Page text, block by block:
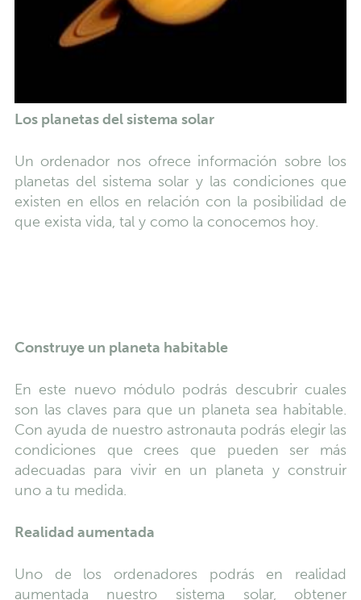
Los planetas del sistema solar
Un ordenador nos ofrece información sobre los
planetas del sistema solar y las condiciones que
existen en ellos en relación con la posibilidad de
que exista vida, tal y como la conocemos hoy.
Construye un planeta habitable
En este nuevo módulo podrás descubrir cuales
son las claves para que un planeta sea habitable.
Con ayuda de nuestro astronauta podrás elegir las
condiciones que crees que pueden ser más
adecuadas para vivir en un planeta y construir
uno a tu medida.
Realidad aumentada
Uno de los ordenadores podrás en realidad
aumentada nuestro sistema solar, obtener